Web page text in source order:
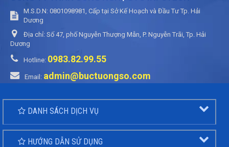
M.S.D.N: 0801098981, Cấp tại Sở Kế Hoạch và Đầu Tư Tp. Hải
Dương
Địa chỉ: Số 47, phố Nguyễn Thượng Mẫn, P. Nguyễn Trãi, Tp. Hải
Dương
Hotline: 0983.82.99.55
Email: admin@buctuongso.com
DANH SÁCH DỊCH VỤ
HƯỚNG DẪN SỬ DỤNG